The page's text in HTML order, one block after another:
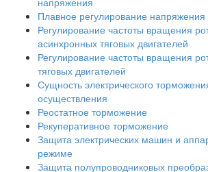
Плавное регулирование напряжения
Регулирование частоты вращения
асинхронных тяговых двигателей
Регулирование частоты вращения
тяговых двигателей
Сущность электрического
осуществления
Реостатное торможение
Рекуперативное торможение
Защита электрических машин и
режиме
Защита полупроводниковых